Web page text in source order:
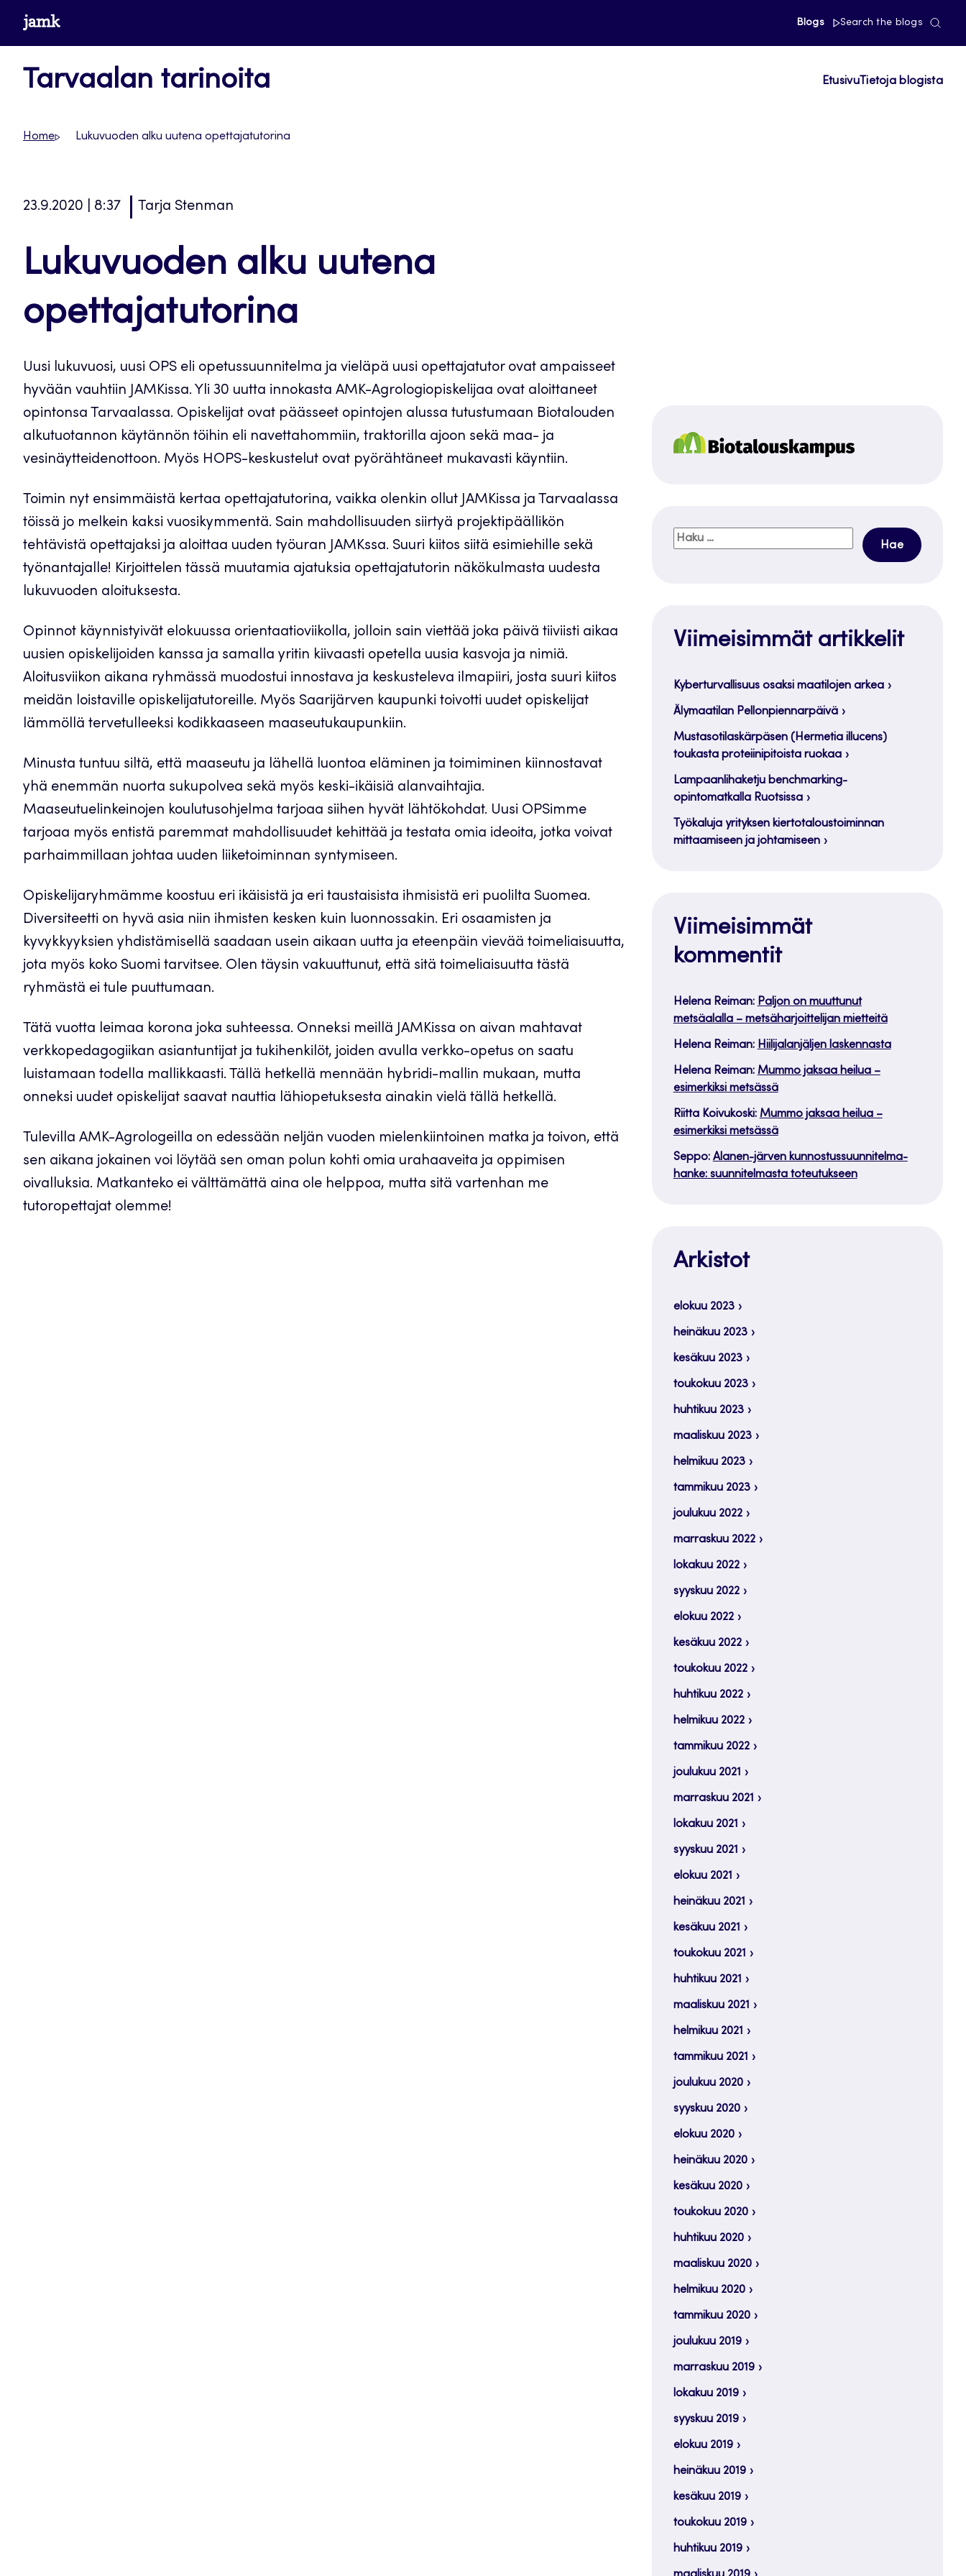
Siirrywww.jamk.fi Blogs Search the blogs
Tarvaalan tarinoita EtusivuTietoja blogista
Home Lukuvuoden alku uutena opettajatutorina
23.9.2020 | 8:37 Tarja Stenman
Lukuvuoden alku uutena
opettajatutorina
Uusi lukuvuosi, uusi OPS eli opetussuunnitelma ja vieläpä uusi opettajatutor ovat ampaisseet
hyvään vauhtiin JAMKissa. Yli 30 uutta innokasta AMK-Agrologiopiskelijaa ovat aloittaneet
opintonsa Tarvaalassa. Opiskelijat ovat päässeet opintojen alussa tutustumaan Biotalouden
alkutuotannon käytännön töihin eli navettahommiin, traktorilla ajoon sekä maa- ja
vesinäytteidenottoon. Myös HOPS-keskustelut ovat pyörähtäneet mukavasti käyntiin.
Toimin nyt ensimmäistä kertaa opettajatutorina, vaikka olenkin ollut JAMKissa ja Tarvaalassa
töissä jo melkein kaksi vuosikymmentä. Sain mahdollisuuden siirtyä projektipäällikön
tehtävistä opettajaksi ja aloittaa uuden työuran JAMKssa. Suuri kiitos siitä esimiehille sekä
työnantajalle! Kirjoittelen tässä muutamia ajatuksia opettajatutorin näkökulmasta uudesta
lukuvuoden aloituksesta.
Opinnot käynnistyivät elokuussa orientaatioviikolla, jolloin sain viettää joka päivä tiiviisti aikaa
uusien opiskelijoiden kanssa ja samalla yritin kiivaasti opetella uusia kasvoja ja nimiä.
Aloitusviikon aikana ryhmässä muodostui innostava ja keskusteleva ilmapiiri, josta suuri kiitos
meidän loistaville opiskelijatutoreille. Myös Saarijärven kaupunki toivotti uudet opiskelijat
lämmöllä tervetulleeksi kodikkaaseen maaseutukaupunkiin.
Minusta tuntuu siltä, että maaseutu ja lähellä luontoa eläminen ja toimiminen kiinnostavat
yhä enemmän nuorta sukupolvea sekä myös keski-ikäisiä alanvaihtajia.
Maaseutuelinkeinojen koulutusohjelma tarjoaa siihen hyvät lähtökohdat. Uusi OPSimme
tarjoaa myös entistä paremmat mahdollisuudet kehittää ja testata omia ideoita, jotka voivat
parhaimmillaan johtaa uuden liiketoiminnan syntymiseen.
Opiskelijaryhmämme koostuu eri ikäisistä ja eri taustaisista ihmisistä eri puolilta Suomea.
Diversiteetti on hyvä asia niin ihmisten kesken kuin luonnossakin. Eri osaamisten ja
kyvykkyyksien yhdistämisellä saadaan usein aikaan uutta ja eteenpäin vievää toimeliaisuutta,
jota myös koko Suomi tarvitsee. Olen täysin vakuuttunut, että sitä toimeliaisuutta tästä
ryhmästä ei tule puuttumaan.
Tätä vuotta leimaa korona joka suhteessa. Onneksi meillä JAMKissa on aivan mahtavat
verkkopedagogiikan asiantuntijat ja tukihenkilöt, joiden avulla verkko-opetus on saatu
luistamaan todella mallikkaasti. Tällä hetkellä mennään hybridi-mallin mukaan, mutta
onneksi uudet opiskelijat saavat nauttia lähiopetuksesta ainakin vielä tällä hetkellä.
Tulevilla AMK-Agrologeilla on edessään neljän vuoden mielenkiintoinen matka ja toivon, että
sen aikana jokainen voi löytää sen oman polun kohti omia urahaaveita ja oppimisen
oivalluksia. Matkanteko ei välttämättä aina ole helppoa, mutta sitä vartenhan me
tutoropettajat olemme!
Haku:
Viimeisimmät artikkelit
Kyberturvallisuus osaksi maatilojen arkea
Älymaatilan Pellonpiennarpäivä
Mustasotilaskärpäsen (Hermetia illucens)
toukasta proteiinipitoista ruokaa
Lampaanlihaketju benchmarking-
opintomatkalla Ruotsissa
Työkaluja yrityksen kiertotaloustoiminnan
mittaamiseen ja johtamiseen
Viimeisimmät
kommentit
Helena Reiman: Paljon on muuttunut
metsäalalla – metsäharjoittelijan mietteitä
Helena Reiman: Hiilijalanjäljen laskennasta
Helena Reiman: Mummo jaksaa heilua –
esimerkiksi metsässä
Riitta Koivukoski: Mummo jaksaa heilua –
esimerkiksi metsässä
Seppo: Alanen-järven kunnostussuunnitelma-
hanke: suunnitelmasta toteutukseen
Arkistot
elokuu 2023
heinäkuu 2023
kesäkuu 2023
toukokuu 2023
huhtikuu 2023
maaliskuu 2023
helmikuu 2023
tammikuu 2023
joulukuu 2022
marraskuu 2022
lokakuu 2022
syyskuu 2022
elokuu 2022
kesäkuu 2022
toukokuu 2022
huhtikuu 2022
helmikuu 2022
tammikuu 2022
joulukuu 2021
marraskuu 2021
lokakuu 2021
syyskuu 2021
elokuu 2021
heinäkuu 2021
kesäkuu 2021
toukokuu 2021
huhtikuu 2021
maaliskuu 2021
helmikuu 2021
tammikuu 2021
joulukuu 2020
syyskuu 2020
elokuu 2020
heinäkuu 2020
kesäkuu 2020
toukokuu 2020
huhtikuu 2020
maaliskuu 2020
helmikuu 2020
tammikuu 2020
joulukuu 2019
marraskuu 2019
lokakuu 2019
syyskuu 2019
elokuu 2019
heinäkuu 2019
kesäkuu 2019
toukokuu 2019
huhtikuu 2019